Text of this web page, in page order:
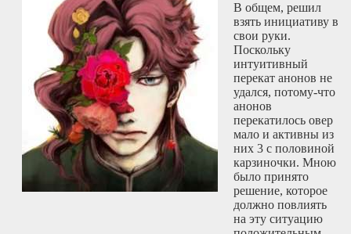
В общем, решил
взять инициативу в
свои руки.
Поскольку
интуитивный
перекат анонов не
удался, потому-что
анонов
перекатилось овер
мало и активны из
них 3 с половиной
карзиночки. Мною
было принято
решение, которое
должно повлиять
на эту ситуацию